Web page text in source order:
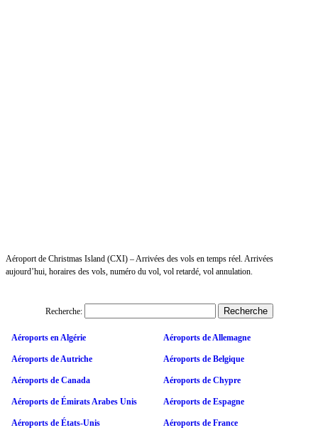
Aéroport de Christmas Island (CXI) – Arrivées des vols en temps réel. Arrivées
aujourd’hui, horaires des vols, numéro du vol, vol retardé, vol annulation.
Recherche:
Aéroports en Algérie Aéroports de Allemagne
Aéroports de Autriche Aéroports de Belgique
Aéroports de Canada Aéroports de Chypre
Aéroports de Émirats Arabes Unis Aéroports de Espagne
Aéroports de États-Unis Aéroports de France